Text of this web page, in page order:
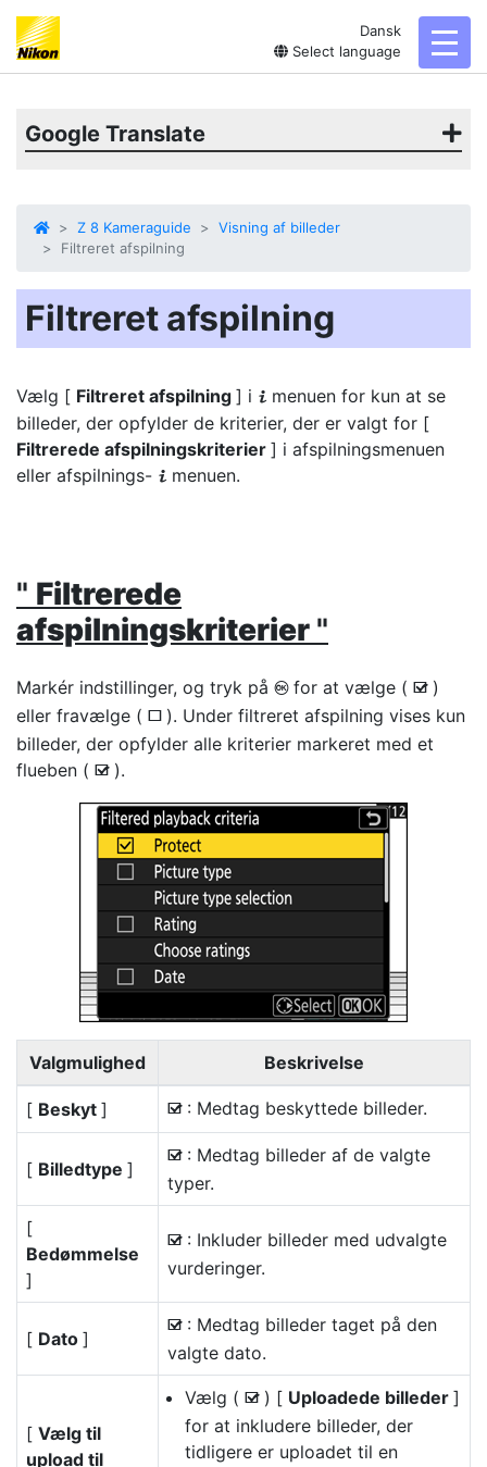
Dansk
Select language
Google Translate
Z 8 Kameraguide
Visning af billeder
Filtreret afspilning
Filtreret afspilning
Vælg [ Filtreret afspilning ] i i menuen for kun at se
billeder, der opfylder de kriterier, der er valgt for [
Filtrerede afspilningskriterier ] i afspilningsmenuen
eller afspilnings- i menuen.
" Filtrerede
afspilningskriterier "
Markér indstillinger, og tryk på J for at vælge ( M )
eller fravælge ( U ). Under filtreret afspilning vises kun
billeder, der opfylder alle kriterier markeret med et
flueben ( M ).
Valgmulighed Beskrivelse
[ Beskyt ] M : Medtag beskyttede billeder.
[ Billedtype ]
M : Medtag billeder af de valgte
typer.
[
Bedømmelse
]
M : Inkluder billeder med udvalgte
vurderinger.
[ Dato ]
M : Medtag billeder taget på den
valgte dato.
[ Vælg til
upload til
Vælg ( M ) [ Uploadede billeder ]
for at inkludere billeder, der
tidligere er uploadet til en